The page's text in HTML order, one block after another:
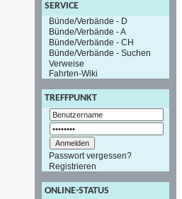
SERVICE
Bünde/Verbände - D
Bünde/Verbände - A
Bünde/Verbände - CH
Bünde/Verbände - Suchen
Verweise
Fahrten-Wiki
TREFFPUNKT
Passwort vergessen?
Registrieren
ONLINE-STATUS